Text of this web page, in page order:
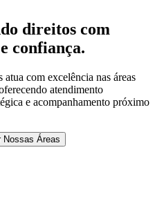
direitos com
e confiança.
com excelência nas áreas
atendimento
e acompanhamento próximo
Nossas Áreas